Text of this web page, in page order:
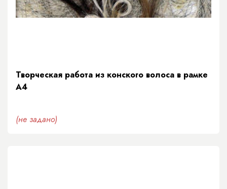
Творческая работа из конского волоса в рамке
А4
(не задано)